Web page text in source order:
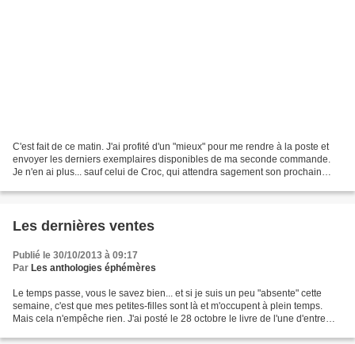
C'est fait de ce matin. J'ai profité d'un "mieux" pour me rendre à la poste et
envoyer les derniers exemplaires disponibles de ma seconde commande.
Je n'en ai plus... sauf celui de Croc, qui attendra sagement son prochain
Les dernières ventes
Publié le 30/10/2013 à 09:17
Par Les anthologies éphémères
Le temps passe, vous le savez bien... et si je suis un peu "absente" cette
semaine, c'est que mes petites-filles sont là et m'occupent à plein temps.
Mais cela n'empêche rien. J'ai posté le 28 octobre le livre de l'une d'entre